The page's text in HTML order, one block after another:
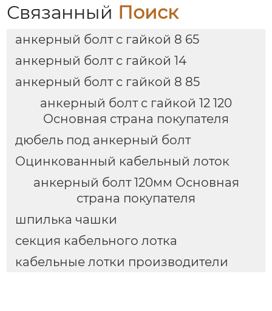
Связанный Поиск
анкерный болт с гайкой 8 65
анкерный болт с гайкой 14
анкерный болт с гайкой 8 85
анкерный болт с гайкой 12 120
Основная страна покупателя
дюбель под анкерный болт
Оцинкованный кабельный лоток
анкерный болт 120мм Основная
страна покупателя
шпилька чашки
секция кабельного лотка
кабельные лотки производители